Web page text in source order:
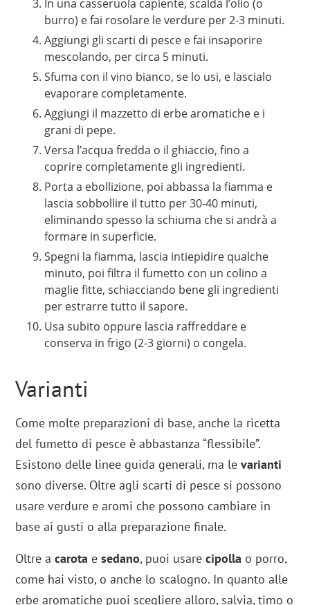
In una casseruola capiente, scalda l’olio (o
burro) e fai rosolare le verdure per 2-3 minuti.
Aggiungi gli scarti di pesce e fai insaporire
mescolando, per circa 5 minuti.
Sfuma con il vino bianco, se lo usi, e lascialo
evaporare completamente.
Aggiungi il mazzetto di erbe aromatiche e i
grani di pepe.
Versa l’acqua fredda o il ghiaccio, fino a
coprire completamente gli ingredienti.
Porta a ebollizione, poi abbassa la fiamma e
lascia sobbollire il tutto per 30-40 minuti,
eliminando spesso la schiuma che si andrà a
formare in superficie.
Spegni la fiamma, lascia intiepidire qualche
minuto, poi filtra il fumetto con un colino a
maglie fitte, schiacciando bene gli ingredienti
per estrarre tutto il sapore.
Usa subito oppure lascia raffreddare e
conserva in frigo (2-3 giorni) o congela.
Varianti
Come molte preparazioni di base, anche la ricetta
del fumetto di pesce è abbastanza “flessibile”.
Esistono delle linee guida generali, ma levarianti
sono diverse. Oltre agli scarti di pesce si possono
usare verdure e aromi che possono cambiare in
base ai gusti o alla preparazione finale.
Oltre acarota esedano, puoi usarecipolla o porro,
come hai visto, o anche lo scalogno. In quanto alle
erbe aromatiche puoi scegliere alloro, salvia, timo o